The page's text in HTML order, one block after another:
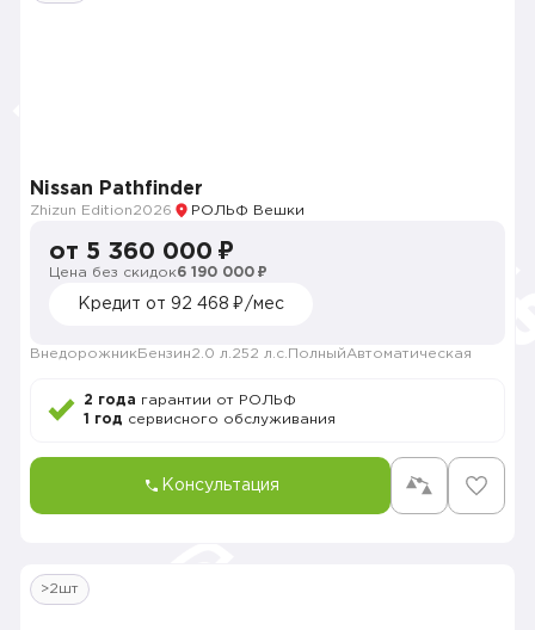
Nissan Pathfinder
Zhizun Edition2026 РОЛЬФ Вешки
от 5 360 000 ₽
Цена без скидок6 190 000 ₽
Кредит от 92 468 ₽/мес
Внедорожник Бензин2.0 л. 252 л.с. ПолныйАвтоматическая
2 года гарантии от РОЛЬФ
1 год сервисного обслуживания
Консультация
>2шт